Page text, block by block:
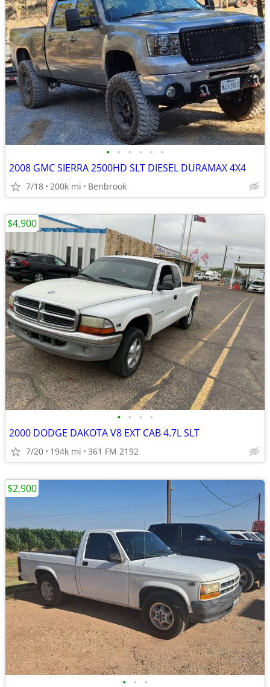
• • • • • •
2008 GMC SIERRA 2500HD SLT DIESEL DURAMAX 4X4
7/18 200k mi Benbrook
• • • •
2000 DODGE DAKOTA V8 EXT CAB 4.7L SLT
7/20 194k mi 361 FM 2192
$4,900
• • •
$2,900